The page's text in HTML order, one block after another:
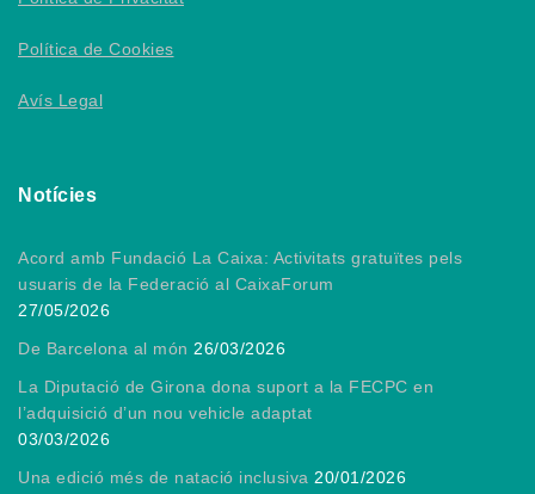
Política de Cookies
Avís Legal
Notícies
Acord amb Fundació La Caixa: Activitats gratuïtes pels
usuaris de la Federació al CaixaForum
27/05/2026
De Barcelona al món 26/03/2026
La Diputació de Girona dona suport a la FECPC en
l’adquisició d’un nou vehicle adaptat
03/03/2026
Una edició més de natació inclusiva 20/01/2026